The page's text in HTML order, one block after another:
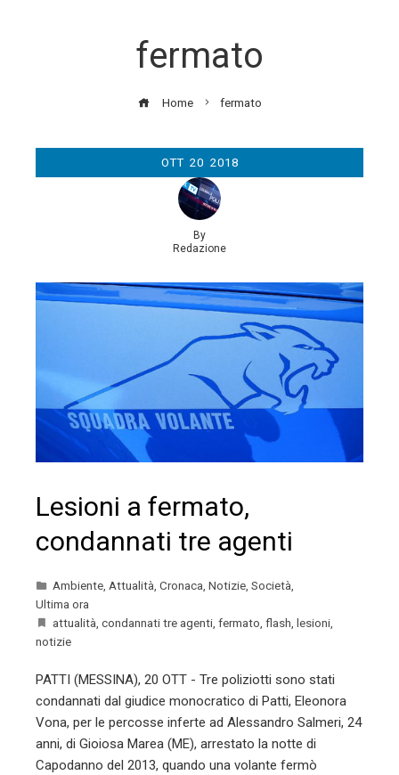
fermato
Home fermato
OTT 20 2018
By
Redazione
Lesioni a fermato,
condannati tre agenti
Ambiente, Attualità, Cronaca, Notizie, Società,
Ultima ora
attualità, condannati tre agenti, fermato, flash, lesioni,
notizie
PATTI (MESSINA), 20 OTT - Tre poliziotti sono stati
condannati dal giudice monocratico di Patti, Eleonora
Vona, per le percosse inferte ad Alessandro Salmeri, 24
anni, di Gioiosa Marea (ME), arrestato la notte di
Capodanno del 2013, quando una volante fermò